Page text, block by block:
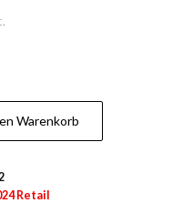
Warenkorb
Retail